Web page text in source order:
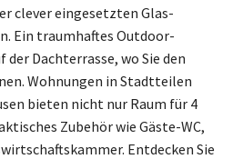
clever eingesetzten Glas-
Ein traumhaftes Outdoor-
Dachterrasse, wo Sie den
Wohnungen in Stadtteilen
bieten nicht nur Raum für 4
Zubehör wie Gäste-WC,
Entdecken Sie